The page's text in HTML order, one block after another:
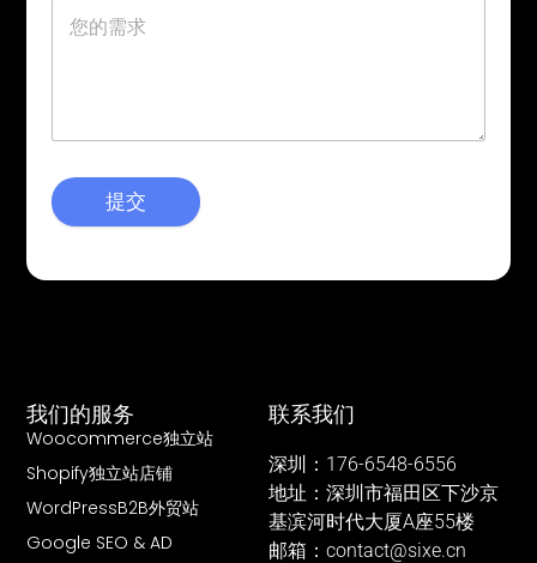
我们的服务
Woocommerce独立站
Shopify独立站店铺
WordPressB2B外贸站
Google SEO & AD
联系我们
深圳：176-6548-6556
地址：深圳市福田区下沙京
基滨河时代大厦A座55楼
邮箱：contact@sixe.cn
提交